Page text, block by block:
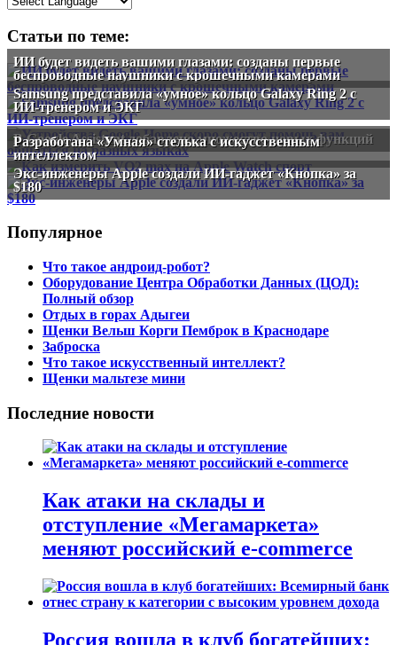
Статьи по теме:
ИИ будет видеть вашими глазами: созданы первые
беспроводные наушники с крошечными камерами
Samsung представила «умное» кольцо Galaxy Ring 2 с
ИИ-тренером и ЭКГ
В Google Assistant добавлено множество новых функций
Разработана «Умная» стелька с искусственным
интеллектом
Экс-инженеры Apple создали ИИ-гаджет «Кнопка» за
$180
Популярное
Что такое андроид-робот?
Оборудование Центра Обработки Данных (ЦОД):
Полный обзор
Отдых в горах Адыгеи
Щенки Вельш Корги Пемброк в Краснодаре
Заброска
Что такое искусственный интеллект?
Щенки мальтезе мини
Последние новости
Как атаки на склады и
отступление «Мегамаркета»
меняют российский e-commerce
Россия вошла в клуб богатейших: